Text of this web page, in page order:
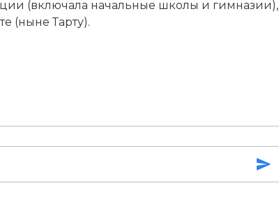
(вклю­ча­ла на­чаль­ные шко­лы и гим­на­зии),
(ны­не Тар­ту).